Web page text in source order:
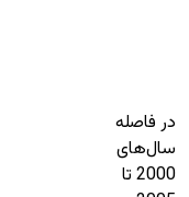
در فاصله
سال‌های
2000 تا